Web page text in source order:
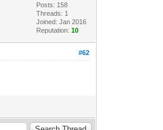
Posts: 158
Threads: 1
Joined: Jan 2016
Reputation:10
#62